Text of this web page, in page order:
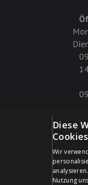
Diese
Wir
Nutzung